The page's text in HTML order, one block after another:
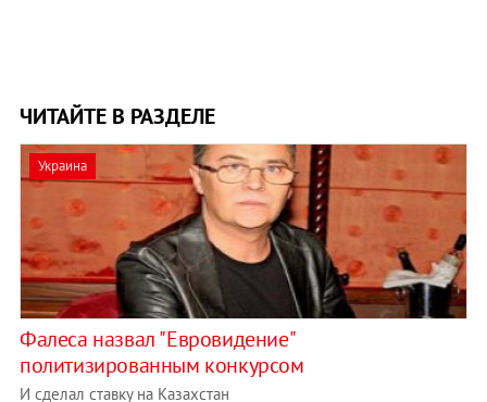
ЧИТАЙТЕ В РАЗДЕЛЕ
Украина
Фалеса назвал "Евровидение"
политизированным конкурсом
И сделал ставку на Казахстан